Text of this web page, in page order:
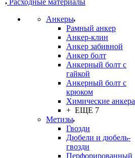
Расходные материалы
Анкеры
Рамный анкер
Анкер-клин
Анкер забивной
Анкер болт
Анкерный болт с
гайкой
Анкерный болт с
крюком
Химические анкера
+ ЕЩЕ 7
Метизы
Гвозди
Дюбели и дюбель-
гвозди
Перфорированный